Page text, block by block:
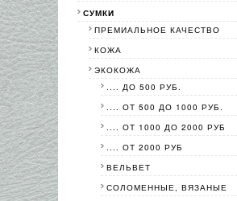
СУМКИ
ПРЕМИАЛЬНОЕ КАЧЕСТВО
КОЖА
ЭКОКОЖА
.... ДО 500 РУБ.
.... ОТ 500 ДО 1000 РУБ.
.... ОТ 1000 ДО 2000 РУБ
.... ОТ 2000 РУБ
ВЕЛЬВЕТ
СОЛОМЕННЫЕ, ВЯЗАНЫЕ